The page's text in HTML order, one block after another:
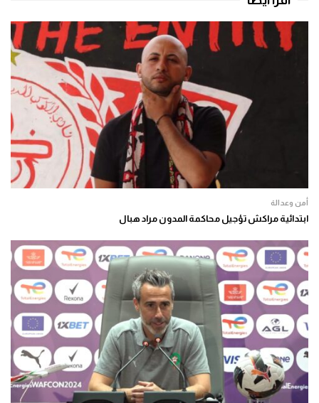
أمن وعدالة
ابتدائية مراكش تؤجيل محاكمة المدون مراد هبال